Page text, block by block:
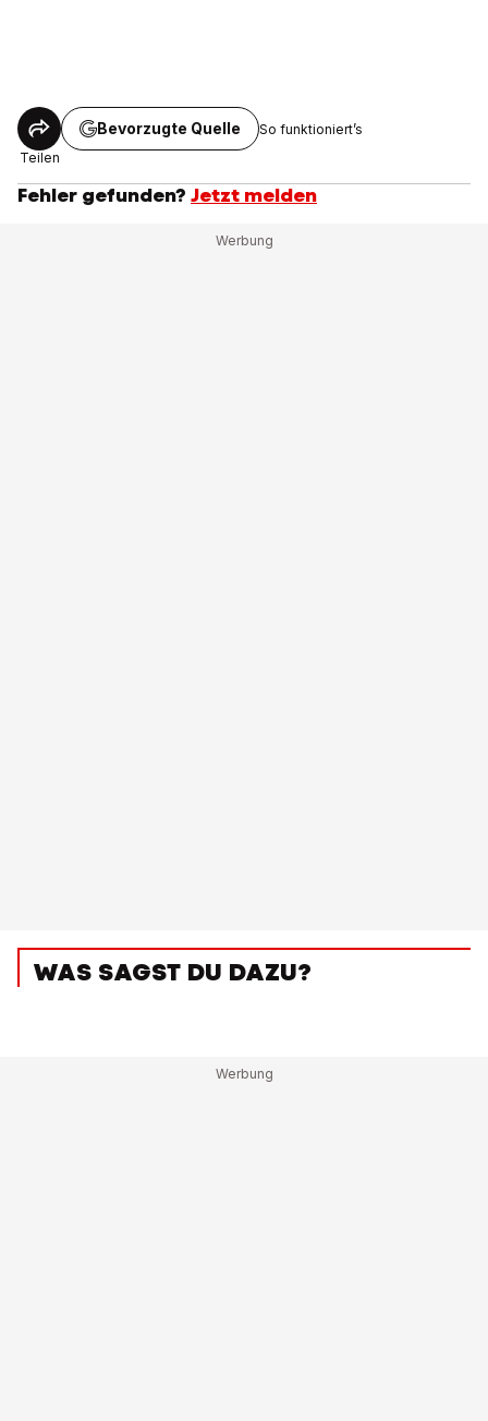
Teilen
Bevorzugte Quelle So funktioniert’s
Fehler gefunden? Jetzt melden
WAS SAGST DU DAZU?